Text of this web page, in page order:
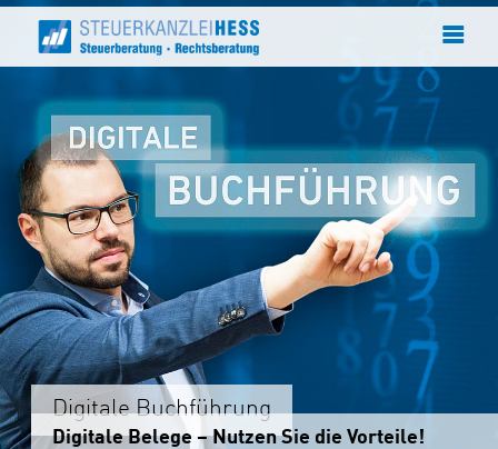
Digitale Buchführung
Digitale Belege – Nutzen Sie die Vorteile!